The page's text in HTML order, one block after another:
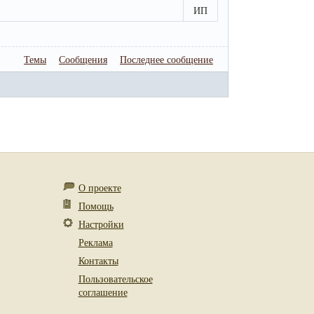
ИП
Темы Сообщения Последнее сообщение
О проекте
Помощь
Настройки
Реклама
Контакты
Пользовательское
соглашение